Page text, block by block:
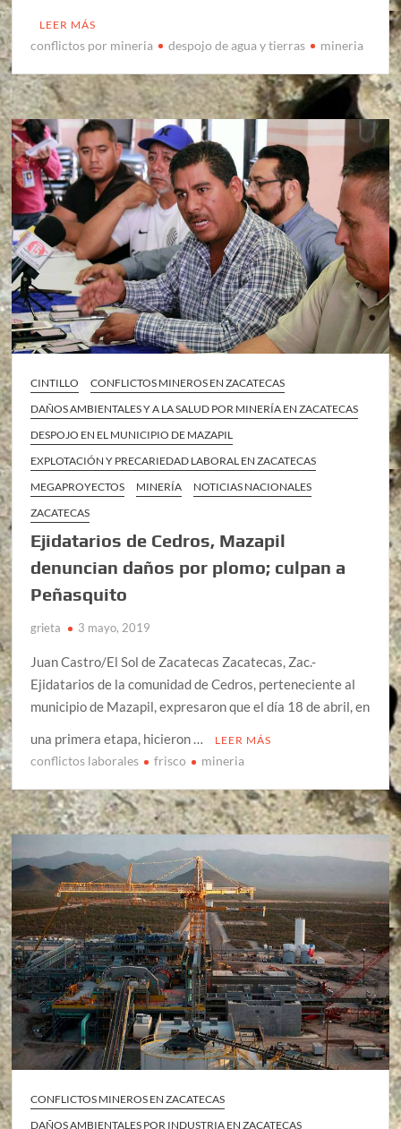
LEER MÁS
conflictos por mineria despojo de agua y tierras mineria
CINTILLO
CONFLICTOS MINEROS EN ZACATECAS
DAÑOS AMBIENTALES Y A LA SALUD POR MINERÍA EN ZACATECAS
DESPOJO EN EL MUNICIPIO DE MAZAPIL
EXPLOTACIÓN Y PRECARIEDAD LABORAL EN ZACATECAS
MEGAPROYECTOS
MINERÍA
NOTICIAS NACIONALES
ZACATECAS
Ejidatarios de Cedros, Mazapil
denuncian daños por plomo; culpan a
Peñasquito
grieta 3 mayo, 2019
Juan Castro/El Sol de Zacatecas Zacatecas, Zac.-
Ejidatarios de la comunidad de Cedros, perteneciente al
municipio de Mazapil, expresaron que el día 18 de abril, en
una primera etapa, hicieron …
LEER MÁS
conflictos laborales frisco mineria
CONFLICTOS MINEROS EN ZACATECAS
DAÑOS AMBIENTALES POR INDUSTRIA EN ZACATECAS